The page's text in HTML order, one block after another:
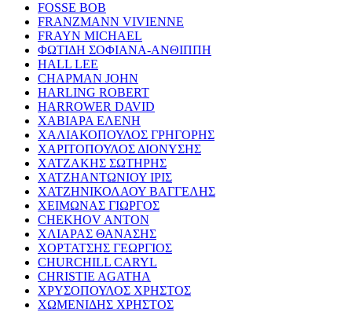
FOSSE BOB
FRANZMANN VIVIENNE
FRAYN MICHAEL
ΦΩΤΙΔΗ ΣΟΦΙΑΝΑ-ΑΝΘΙΠΠΗ
HALL LEE
CHAPMAN JOHN
HARLING ROBERT
HARROWER DAVID
ΧΑΒΙΑΡΑ ΕΛΕΝΗ
ΧΑΛΙΑΚΟΠΟΥΛΟΣ ΓΡΗΓΟΡΗΣ
ΧΑΡΙΤΟΠΟΥΛΟΣ ΔΙΟΝΥΣΗΣ
ΧΑΤΖΑΚΗΣ ΣΩΤΗΡΗΣ
ΧΑΤΖΗΑΝΤΩΝΙΟΥ ΙΡΙΣ
ΧΑΤΖΗΝΙΚΟΛΑΟΥ ΒΑΓΓΕΛΗΣ
ΧΕΙΜΩΝΑΣ ΓΙΩΡΓΟΣ
CHEKHOV ANTON
ΧΛΙΑΡΑΣ ΘΑΝΑΣΗΣ
ΧΟΡΤΑΤΣΗΣ ΓΕΩΡΓΙΟΣ
CHURCHILL CARYL
CHRISTIE AGATHA
ΧΡΥΣΟΠΟΥΛΟΣ ΧΡΗΣΤΟΣ
ΧΩΜΕΝΙΔΗΣ ΧΡΗΣΤΟΣ